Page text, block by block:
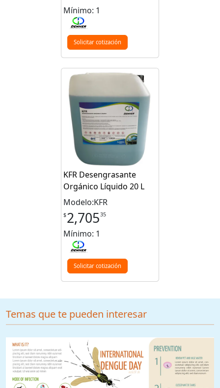
Mínimo: 1
Solicitar cotización
KFR Desengrasante
Orgánico Líquido 20 L
Modelo:KFR
$2,70535
Mínimo: 1
Solicitar cotización
Temas que te pueden interesar